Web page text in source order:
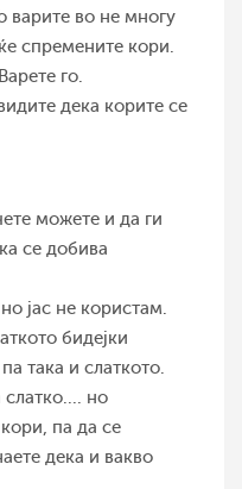
варите во не многу
спремените кори.
го.
дека корите се
можете и да ги
се добива
јас не користам.
бидејки
така и слаткото.
но
па да се
дека и вакво